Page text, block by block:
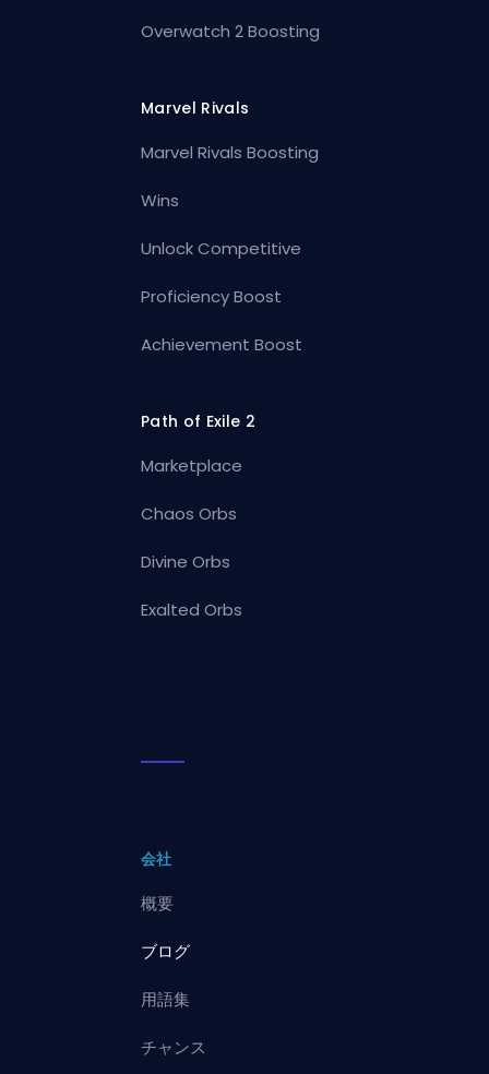
Overwatch 2 Boosting
Marvel Rivals
Marvel Rivals Boosting
Wins
Unlock Competitive
Proficiency Boost
Achievement Boost
Path of Exile 2
Marketplace
Chaos Orbs
Divine Orbs
Exalted Orbs
会社
概要
ブログ
用語集
チャンス